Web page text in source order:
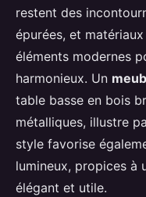
restent des
épurées, et
éléments modernes
harmonieux. Un
table basse en bois
métalliques, illustre
style favorise
lumineux, propices à
élégant et utile.